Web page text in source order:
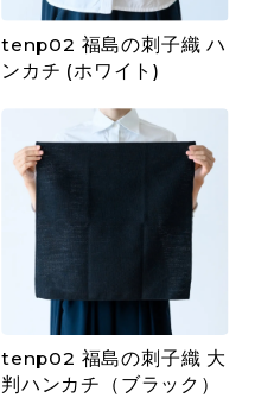
tenp02 福島の刺子織 ハ
ンカチ (ホワイト)
tenp02 福島の刺子織 大
判ハンカチ（ブラック）